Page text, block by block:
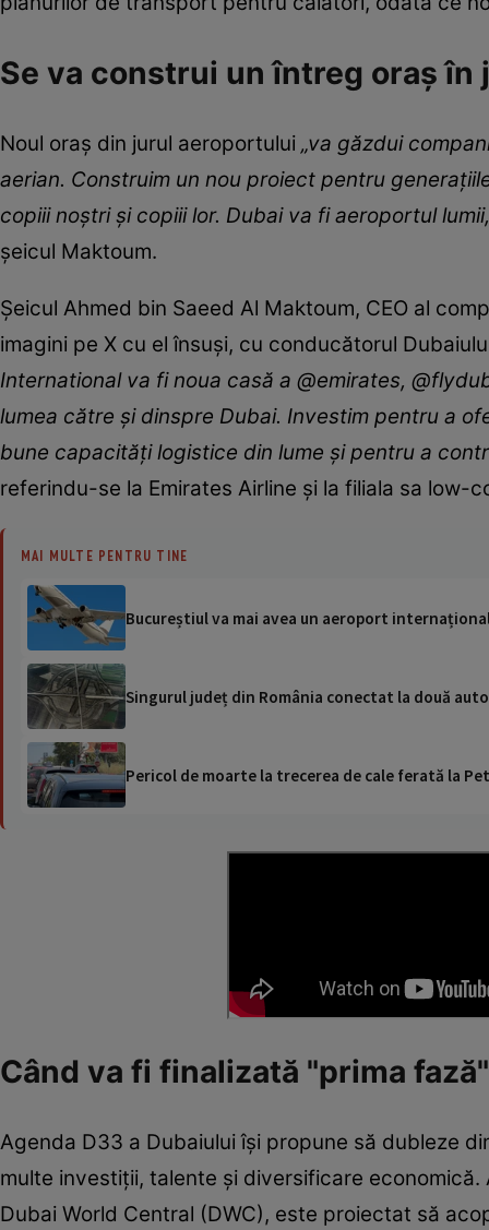
Se va construi un întreg oraș
Noul oraş din jurul aeroportului „va găzdui
aerian. Construim un nou proiect pentru
copiii noştri şi copiii lor. Dubai va fi aeroportul
şeicul Maktoum.
Şeicul Ahmed bin Saeed Al Maktoum, CEO al
imagini pe X cu el însuşi, cu conducătorul
International va fi noua casă a @emirates,
lumea către şi dinspre Dubai. Investim pentru a
bune capacităţi logistice din lume şi pentru a
referindu-se la Emirates Airline şi la filiala sa low-
MAI MULTE PENTRU TINE
Bucureștiul va mai avea un aeroport
Singurul județ din România conectat la două
Pericol de moarte la trecerea de cale ferată la
Când va fi finalizată "prima
Agenda D33 a Dubaiului îşi propune să dubleze
multe investiţii, talente şi diversificare
Dubai World Central (DWC), este proiectat să